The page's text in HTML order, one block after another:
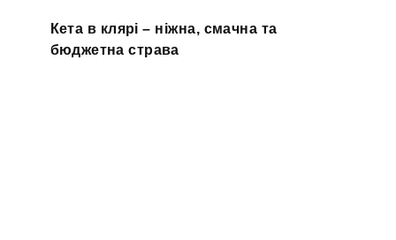
Кета в клярі – ніжна, смачна та
бюджетна страва